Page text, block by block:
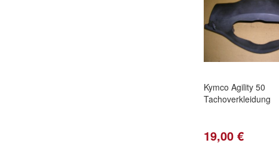
Kymco Agility 50
Tachoverkleidung
19,00 €